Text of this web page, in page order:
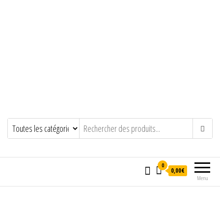
Menu
0
0,00€